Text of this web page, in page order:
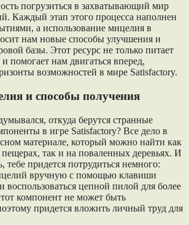
погрузиться в захватывающий мир
Каждый этап этого процесса наполнен
а использование мицелия в
нам новые способы улучшения и
базы. Этот ресурс не только питает
помогает нам двигаться вперед,
возможностей в мире Satisfactory.
и способы получения
откуда берутся странные
в игре Satisfactory? Все дело в
материале, который можно найти как
так и на поваленных деревьях. И
тебе придется потрудиться немного:
вручную с помощью клавиши
воспользоваться цепной пилой для более
компонент не может быть
придется вложить личный труд для